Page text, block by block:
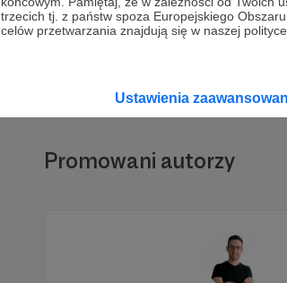
trzecich tj. z państw spoza Europejskiego
celów przetwarzania znajdują się w naszej
Ustawienia
Promowani autorzy